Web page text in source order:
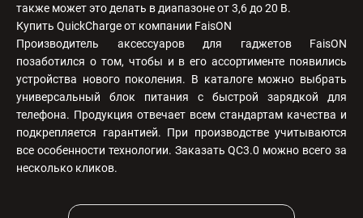
также может это делать в диапазоне от 3,6 до 20 В.
Купить QuickCharge от компании FaisON
Производитель аксессуаров для гаджетов FaisON
позаботился о том, чтобы и в его ассортименте появились
устройства нового поколения. В каталоге можно выбрать
универсальный блок питания с быстрой зарядкой для
телефона. Продукция отвечает всем стандартам качества и
подкрепляется гарантией. При производстве учитываются
все особенности технологии. Заказать QC3.0 можно всего за
несколько кликов.